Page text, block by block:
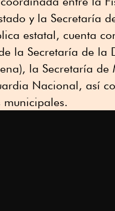
y la Secretaría
estatal, cuenta
la Secretaría de la
la Secretaría de
Nacional, así